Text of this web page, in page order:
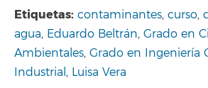
Etiquetas: contaminantes, curso,
agua, Eduardo Beltrán, Grado en
Ambientales, Grado en Ingeniería
Industrial, Luisa Vera